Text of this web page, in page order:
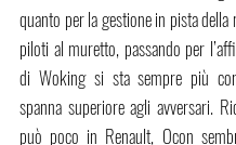
quanto per la gestione in pista della
piloti al muretto, passando per
di Woking si sta sempre più
spanna superiore agli avversari.
può poco in Renault, Ocon